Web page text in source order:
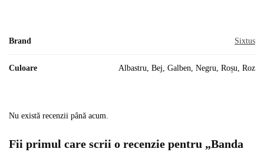
Brand Sixtus
Culoare Albastru, Bej, Galben, Negru, Roșu, Roz
Nu există recenzii până acum.
Fii primul care scrii o recenzie pentru „Banda